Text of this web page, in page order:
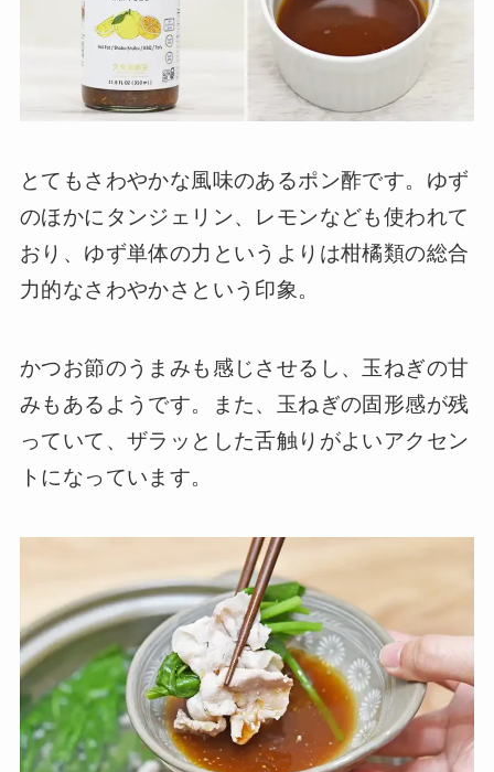
とてもさわやかな風味のあるポン酢です。ゆず
のほかにタンジェリン、レモンなども使われて
おり、ゆず単体の力というよりは柑橘類の総合
力的なさわやかさという印象。
かつお節のうまみも感じさせるし、玉ねぎの甘
みもあるようです。また、玉ねぎの固形感が残
っていて、ザラッとした舌触りがよいアクセン
トになっています。